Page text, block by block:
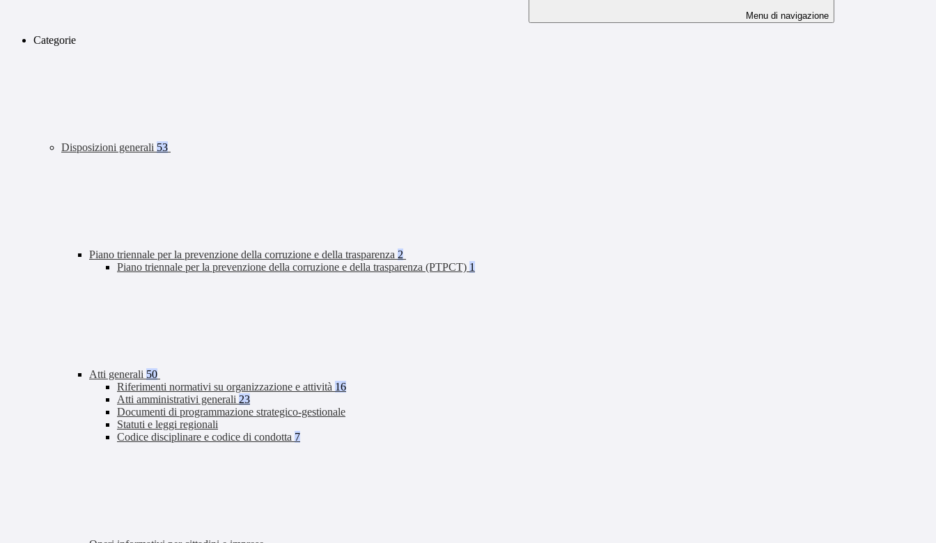
Menu di navigazione
Categorie
Disposizioni generali 53
Piano triennale per la prevenzione della corruzione e della trasparenza 2
Piano triennale per la prevenzione della corruzione e della trasparenza (PTPCT) 1
Atti generali 50
Riferimenti normativi su organizzazione e attività 16
Atti amministrativi generali 23
Documenti di programmazione strategico-gestionale
Statuti e leggi regionali
Codice disciplinare e codice di condotta 7